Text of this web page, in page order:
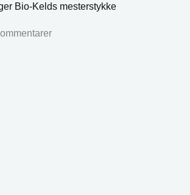
Bio-Kelds mesterstykke